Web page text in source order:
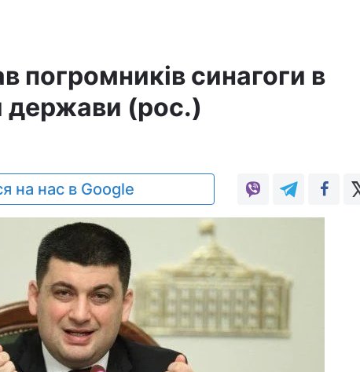
погромників синагоги в
держави (рос.)
на нас в Google